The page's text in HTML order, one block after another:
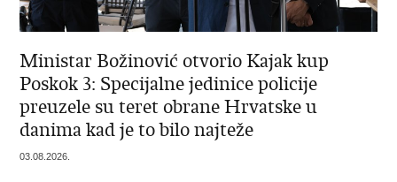
Ministar Božinović otvorio Kajak kup
Poskok 3: Specijalne jedinice policije
preuzele su teret obrane Hrvatske u
danima kad je to bilo najteže
03.08.2026.